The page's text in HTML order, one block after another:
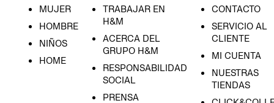
MUJER
HOMBRE
NIÑOS
HOME
TRABAJAR EN
H&M
ACERCA DEL
GRUPO H&M
RESPONSABILIDAD
SOCIAL
PRENSA
CONTACTO
SERVICIO AL
CLIENTE
MI CUENTA
NUESTRAS
TIENDAS